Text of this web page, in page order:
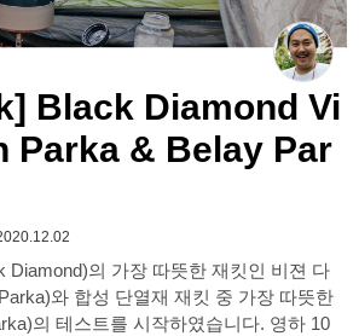
Black Diamond Vi
Parka & Belay Par
Diamond)의 가장 따뜻한 재킷인 비젼 다
와 합성 단열재 재킷 중 가장 따뜻한
의 테스트를 시작하였습니다. 영하 10